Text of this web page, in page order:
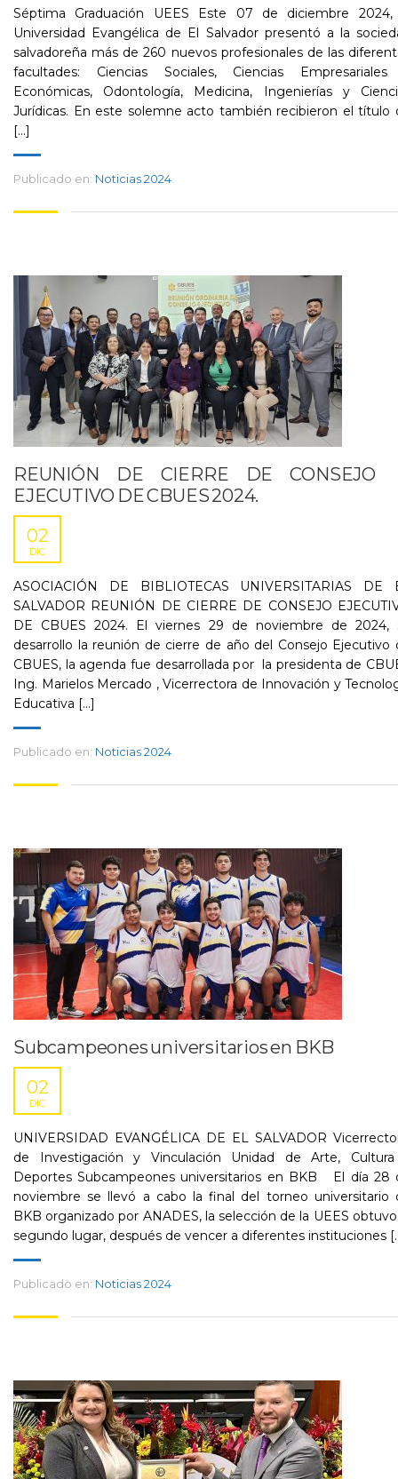
Séptima Graduación UEES Este 07 de diciembre 2024,
Universidad Evangélica de El Salvador presentó a la
salvadoreña más de 260 nuevos profesionales de las
facultades: Ciencias Sociales, Ciencias
Económicas, Odontología, Medicina, Ingenierías y
Jurídicas. En este solemne acto también recibieron el título
[...]
Publicado en: Noticias 2024
REUNIÓN DE CIERRE DE CONSEJO
EJECUTIVO DE CBUES 2024.
02
DIC
ASOCIACIÓN DE BIBLIOTECAS UNIVERSITARIAS DE
SALVADOR REUNIÓN DE CIERRE DE CONSEJO
DE CBUES 2024. El viernes 29 de noviembre de 2024,
desarrollo la reunión de cierre de año del Consejo Ejecutivo
CBUES, la agenda fue desarrollada por la presidenta de
Ing. Marielos Mercado , Vicerrectora de Innovación y
Educativa [...]
Publicado en: Noticias 2024
Subcampeones universitarios en BKB
02
DIC
UNIVERSIDAD EVANGÉLICA DE EL SALVADOR
de Investigación y Vinculación Unidad de Arte,
Deportes Subcampeones universitarios en BKB El día 28
noviembre se llevó a cabo la final del torneo universitario
BKB organizado por ANADES, la selección de la UEES
segundo lugar, después de vencer a diferentes instituciones
Publicado en: Noticias 2024